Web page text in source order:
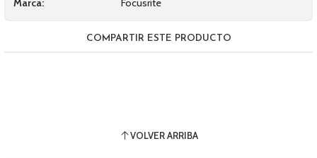
Marca: Focusrite
COMPARTIR ESTE PRODUCTO
VOLVER ARRIBA